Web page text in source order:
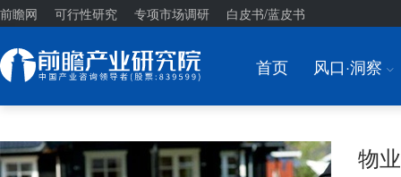
前瞻网 可行性研究 专项市场调研 白皮书/蓝皮书
首页 风口·洞察 I
物